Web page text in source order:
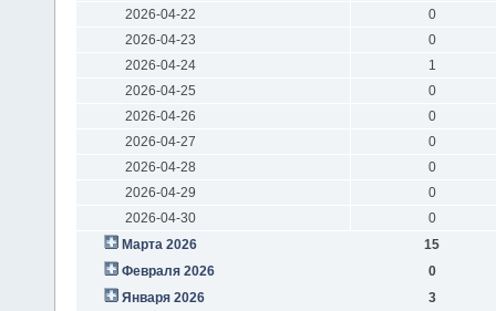
2026-04-22
0
2026-04-23
0
2026-04-24
1
2026-04-25
0
2026-04-26
0
2026-04-27
0
2026-04-28
0
2026-04-29
0
2026-04-30
0
Марта 2026
15
Февраля 2026
0
Января 2026
3